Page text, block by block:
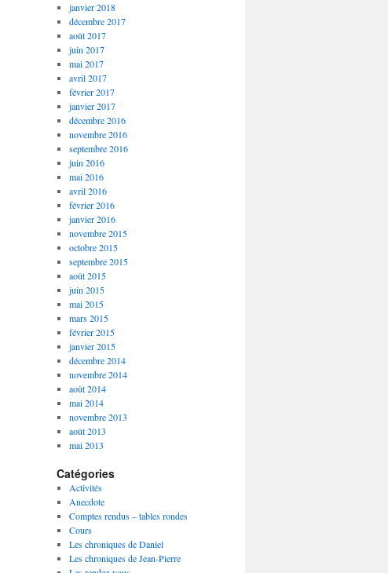
janvier 2018
décembre 2017
août 2017
juin 2017
mai 2017
avril 2017
février 2017
janvier 2017
décembre 2016
novembre 2016
septembre 2016
juin 2016
mai 2016
avril 2016
février 2016
janvier 2016
novembre 2015
octobre 2015
septembre 2015
août 2015
juin 2015
mai 2015
mars 2015
février 2015
janvier 2015
décembre 2014
novembre 2014
août 2014
mai 2014
novembre 2013
août 2013
mai 2013
Catégories
Activités
Anecdote
Comptes rendus – tables rondes
Cours
Les chroniques de Daniel
Les chroniques de Jean-Pierre